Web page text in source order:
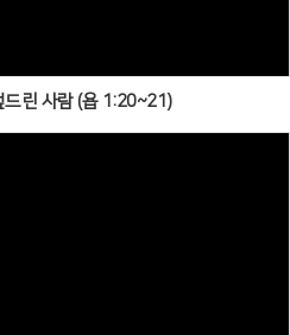
드린 사람 (욥 1:20~21)